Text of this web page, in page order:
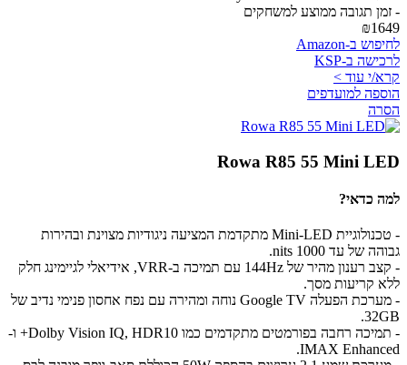
- זמן תגובה ממוצע למשחקים
₪1649
לחיפוש ב-Amazon
לרכישה ב-KSP
קרא/י עוד >
הוספה למועדפים
הסרה
Rowa R85 55 Mini LED
למה כדאי?
- טכנולוגיית Mini-LED מתקדמת המציעה ניגודיות מצוינת ובהירות
גבוהה של עד 1000 nits.
- קצב רענון מהיר של 144Hz עם תמיכה ב-VRR, אידיאלי לגיימינג חלק
ללא קריעות מסך.
- מערכת הפעלה Google TV נוחה ומהירה עם נפח אחסון פנימי נדיב של
32GB.
- תמיכה רחבה בפורמטים מתקדמים כמו Dolby Vision IQ, HDR10+ ו-
IMAX Enhanced.